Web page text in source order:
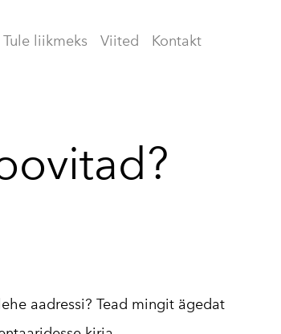
Tule liikmeks Viited
Kontakt
aadressi? Tead mingit ägedat